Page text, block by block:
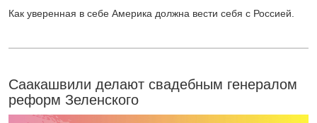
Как уверенная в себе Америка должна вести себя с Россией.
Саакашвили делают свадебным генералом
реформ Зеленского